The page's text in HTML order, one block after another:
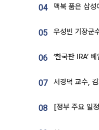
04
05
06
07
08